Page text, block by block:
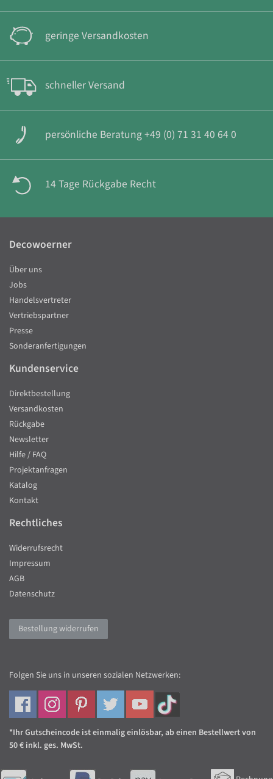
geringe Versandkosten
schneller Versand
persönliche Beratung +49 (0) 71 31 40 64 0
14 Tage Rückgabe Recht
Decowoerner
Über uns
Jobs
Handelsvertreter
Vertriebspartner
Presse
Sonderanfertigungen
Kundenservice
Direktbestellung
Versandkosten
Rückgabe
Newsletter
Hilfe / FAQ
Projektanfragen
Katalog
Kontakt
Rechtliches
Widerrufsrecht
Impressum
AGB
Datenschutz
Bestellung widerrufen
Folgen Sie uns in unseren sozialen Netzwerken:
*Ihr Gutscheincode ist einmalig einlösbar, ab einen Bestellwert von
50 € inkl. ges. MwSt.